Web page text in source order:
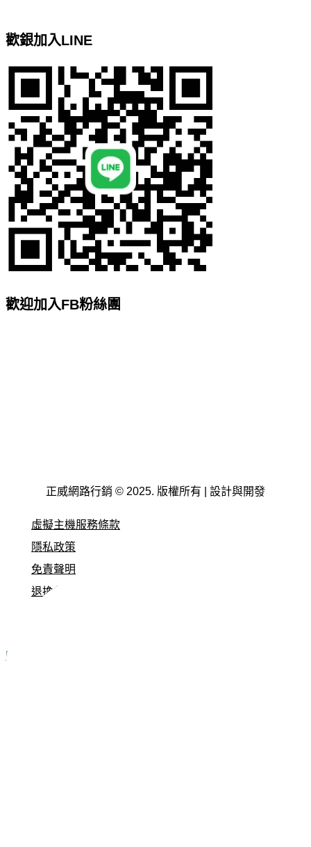
歡銀加入LINE
歡迎加入FB粉絲團
正威網路行銷 © 2025. 版權所有 | 設計與開發
虛擬主機服務條款
隱私政策
免責聲明
退換貨原則